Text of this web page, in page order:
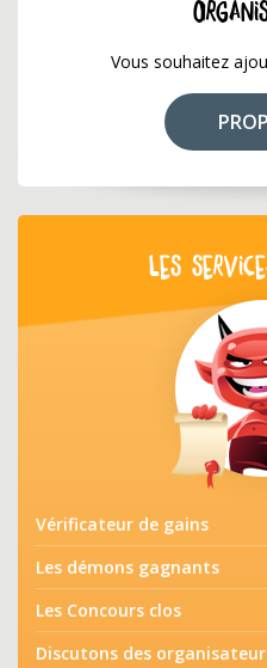
Vous souhaitez
LES
Vérificateur de gains
Les démons gagnants
Les Concours clos
Discutons des